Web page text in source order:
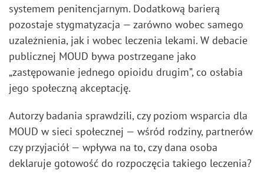
systemem penitencjarnym. Dodatkową barierą
pozostaje stygmatyzacja — zarówno wobec samego
uzależnienia, jak i wobec leczenia lekami. W debacie
publicznej MOUD bywa postrzegane jako
„zastępowanie jednego opioidu drugim”, co osłabia
jego społeczną akceptację.
Autorzy badania sprawdzili, czy poziom wsparcia dla
MOUD w sieci społecznej — wśród rodziny, partnerów
czy przyjaciół — wpływa na to, czy dana osoba
deklaruje gotowość do rozpoczęcia takiego leczenia?